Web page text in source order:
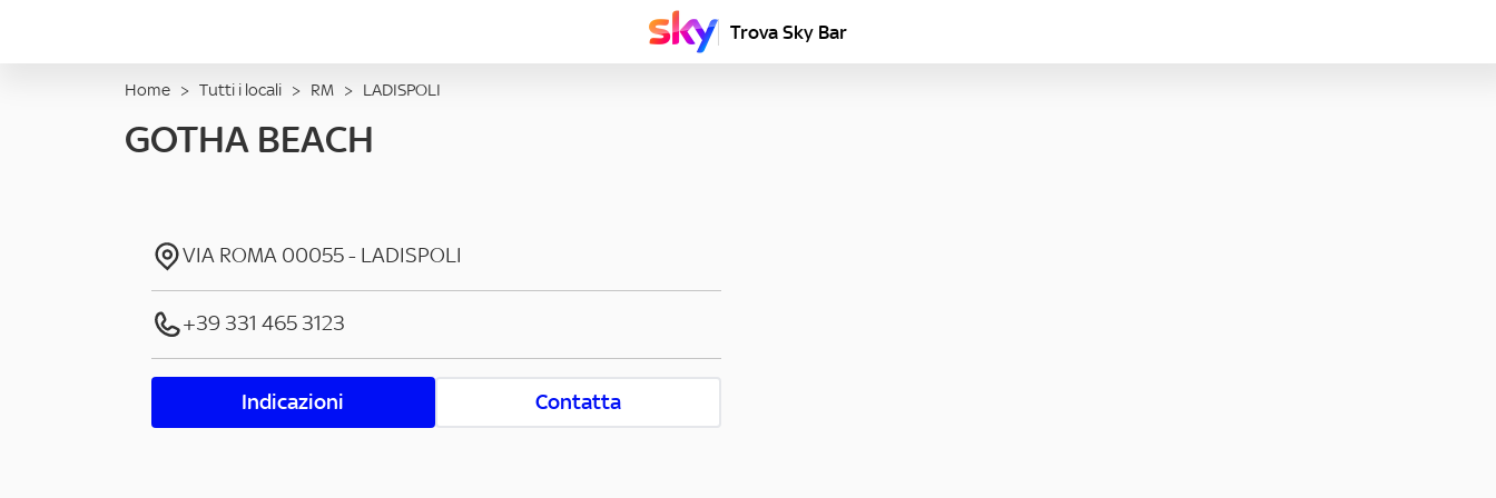
Trova Sky Bar
Home > Tutti i locali > RM > LADISPOLI
GOTHA BEACH
VIA ROMA 00055- LADISPOLI
+39 331 465 3123
Indicazioni Contatta